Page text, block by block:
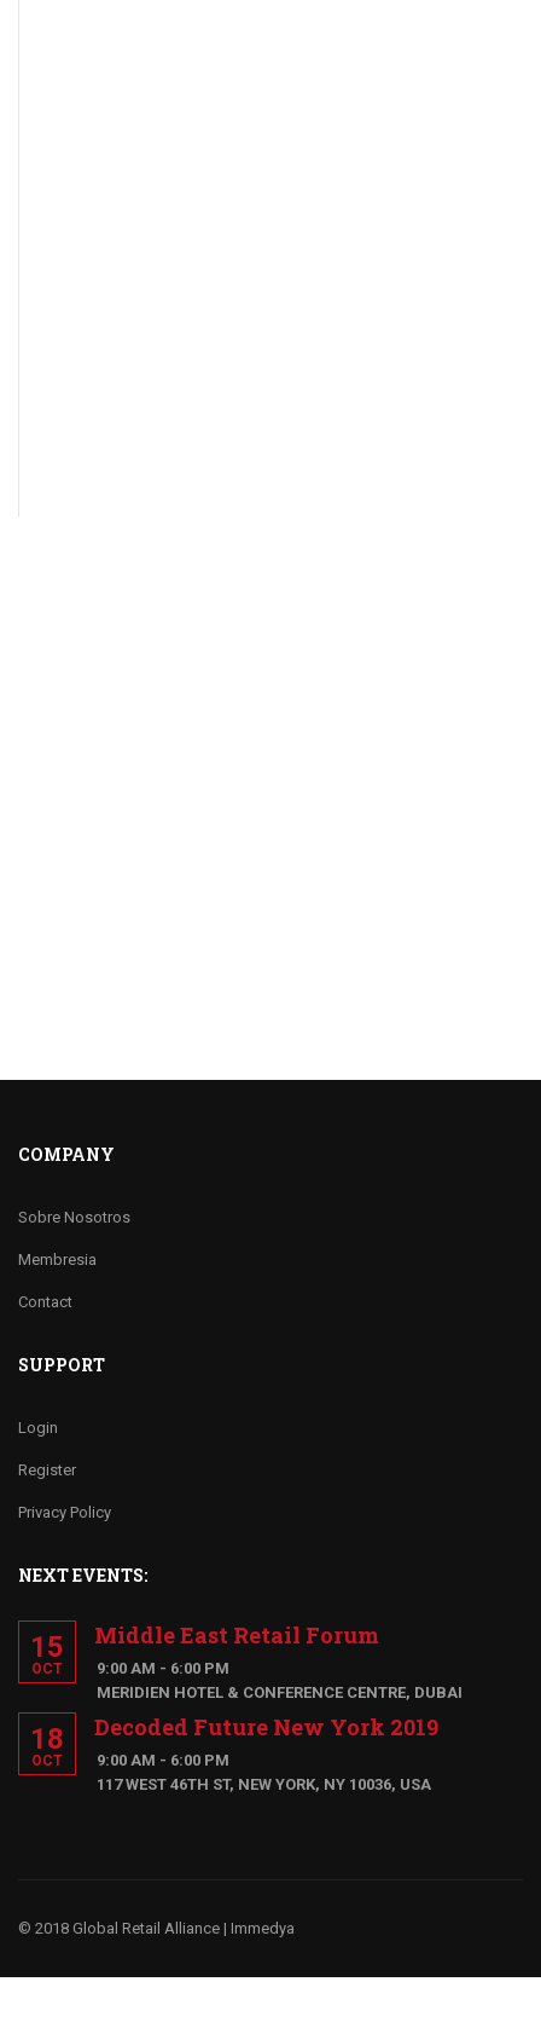
COMPANY
Sobre Nosotros
Membresia
Contact
SUPPORT
Login
Register
Privacy Policy
NEXT EVENTS:
15
OCT
Middle East Retail Forum
9:00 AM - 6:00 PM
MERIDIEN HOTEL & CONFERENCE CENTRE, DUBAI
18
OCT
Decoded Future New York 2019
9:00 AM - 6:00 PM
117 WEST 46TH ST, NEW YORK, NY 10036, USA
© 2018 Global Retail Alliance | Immedya